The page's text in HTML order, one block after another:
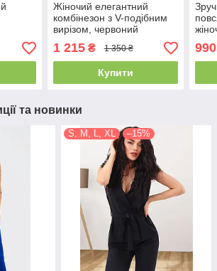
Жіночий елегантний
комбінезон з V-подібним
вирізом, червоний
1 215₴ 1 350 ₴
Купити
990
та новинки
S, M, L, XL –15%